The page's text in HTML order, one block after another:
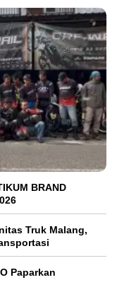
BRAND
Truk Malang,
Paparkan